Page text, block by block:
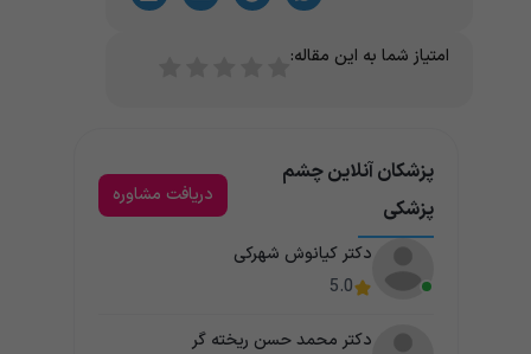
امتیاز شما به این مقاله:
پزشکان آنلاین چشم
پزشکی
دریافت مشاوره
دکتر کیانوش شهرکی
5.0
دکتر محمد حسن ریخته گر